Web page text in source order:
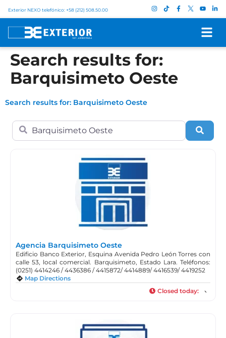
Exterior NEXO telefónico: +58 (212) 508.50.00
Search results for:
Barquisimeto Oeste
Search results for: Barquisimeto Oeste
Search for
Agencia Barquisimeto Oeste
Edificio Banco Exterior, Esquina Avenida Pedro León Torres con
calle 53, local comercial. Barquisimeto, Estado Lara. Teléfonos:
(0251) 4414246 / 4436386 / 4415872/ 4414889/ 4416539/ 4419252
Map Directions
Closed today: